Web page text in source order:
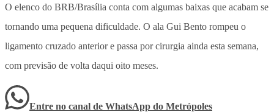
O elenco do BRB/Brasília conta com algumas baixas que acabam se
tornando uma pequena dificuldade. O ala Gui Bento rompeu o
ligamento cruzado anterior e passa por cirurgia ainda esta semana,
com previsão de volta daqui oito meses.
Entre no canal de WhatsApp do Metrópoles